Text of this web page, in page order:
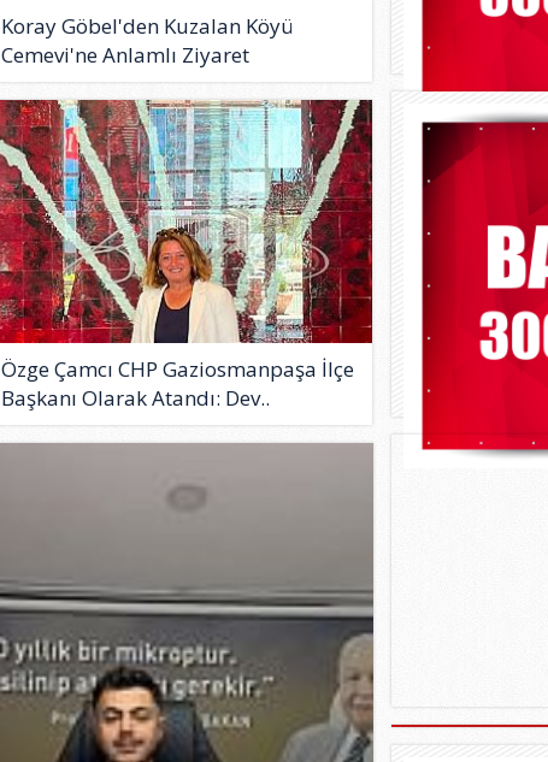
Koray Göbel'den Kuzalan Köyü
Cemevi'ne Anlamlı Ziyaret
Özge Çamcı CHP Gaziosmanpaşa İlçe
Başkanı Olarak Atandı: Dev..